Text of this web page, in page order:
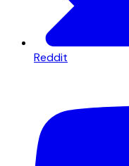
Reddit